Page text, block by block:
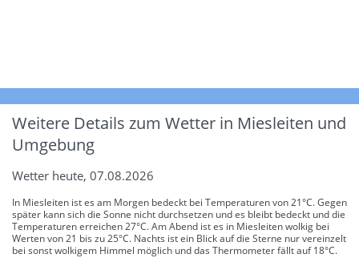
Weitere Details zum Wetter in Miesleiten und
Umgebung
Wetter heute, 07.08.2026
In Miesleiten ist es am Morgen bedeckt bei Temperaturen von 21°C. Gegen
später kann sich die Sonne nicht durchsetzen und es bleibt bedeckt und die
Temperaturen erreichen 27°C. Am Abend ist es in Miesleiten wolkig bei
Werten von 21 bis zu 25°C. Nachts ist ein Blick auf die Sterne nur vereinzelt
bei sonst wolkigem Himmel möglich und das Thermometer fällt auf 18°C.